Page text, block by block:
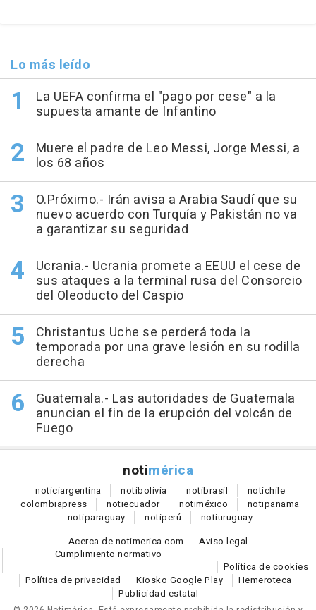
Lo más leído
La UEFA confirma el "pago por cese" a la
supuesta amante de Infantino
Muere el padre de Leo Messi, Jorge Messi, a
los 68 años
O.Próximo.- Irán avisa a Arabia Saudí que su
nuevo acuerdo con Turquía y Pakistán no va
a garantizar su seguridad
Ucrania.- Ucrania promete a EEUU el cese de
sus ataques a la terminal rusa del Consorcio
del Oleoducto del Caspio
Christantus Uche se perderá toda la
temporada por una grave lesión en su rodilla
derecha
Guatemala.- Las autoridades de Guatemala
anuncian el fin de la erupción del volcán de
Fuego
notimérica
noticiargentina notibolivia notibrasil notichile
colombiapress notiecuador notiméxico notipanama
notiparaguay notiperú notiuruguay
Acerca de notimerica.com
Aviso legal
Cumplimiento normativo
Política de cookies
Política de privacidad
Kiosko Google Play
Hemeroteca
Publicidad estatal